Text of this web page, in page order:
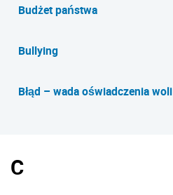
Budżet państwa
Bullying
Błąd – wada oświadczenia woli
C